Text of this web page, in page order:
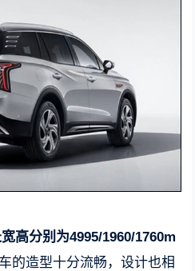
高分别为4995/1960/1760m
的造型十分流畅，设计也相